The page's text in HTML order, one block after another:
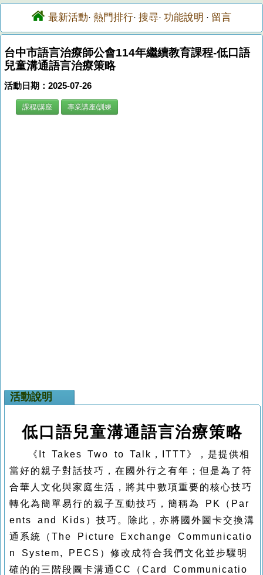
最新活動· 熱門排行· 搜尋· 功能說明 · 留言
台中市語言治療師公會114年繼續教育課程-低口語
兒童溝通語言治療策略
活動日期：2025-07-26
課程/講座 專業講座/訓練
活動說明
低口語兒童溝通語言治療策略
《It Takes Two to Talk，ITTT》，是提供相
當好的親子對話技巧，在國外行之有年；但是為了符
合華人文化與家庭生活，將其中數項重要的核心技巧
轉化為簡單易行的親子互動技巧，簡稱為 PK（Par
ents and Kids）技巧。除此，亦將國外圖卡交換溝
通系統（The Picture Exchange Communicatio
n System, PECS）修改成符合我們文化並步驟明
確的的三階段圖卡溝通CC（Card Communicatio